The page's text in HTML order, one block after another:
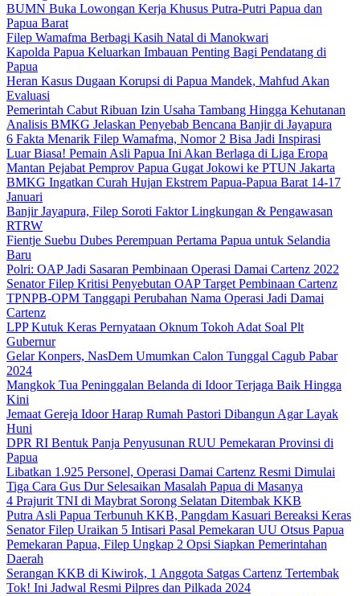
BUMN Buka Lowongan Kerja Khusus Putra-Putri Papua dan
Papua Barat
Filep Wamafma Berbagi Kasih Natal di Manokwari
Kapolda Papua Keluarkan Imbauan Penting Bagi Pendatang di
Papua
Heran Kasus Dugaan Korupsi di Papua Mandek, Mahfud Akan
Evaluasi
Pemerintah Cabut Ribuan Izin Usaha Tambang Hingga Kehutanan
Analisis BMKG Jelaskan Penyebab Bencana Banjir di Jayapura
6 Fakta Menarik Filep Wamafma, Nomor 2 Bisa Jadi Inspirasi
Luar Biasa! Pemain Asli Papua Ini Akan Berlaga di Liga Eropa
Mantan Pejabat Pemprov Papua Gugat Jokowi ke PTUN Jakarta
BMKG Ingatkan Curah Hujan Ekstrem Papua-Papua Barat 14-17
Januari
Banjir Jayapura, Filep Soroti Faktor Lingkungan & Pengawasan
RTRW
Fientje Suebu Dubes Perempuan Pertama Papua untuk Selandia
Baru
Polri: OAP Jadi Sasaran Pembinaan Operasi Damai Cartenz 2022
Senator Filep Kritisi Penyebutan OAP Target Pembinaan Cartenz
TPNPB-OPM Tanggapi Perubahan Nama Operasi Jadi Damai
Cartenz
LPP Kutuk Keras Pernyataan Oknum Tokoh Adat Soal Plt
Gubernur
Gelar Konpers, NasDem Umumkan Calon Tunggal Cagub Pabar
2024
Mangkok Tua Peninggalan Belanda di Idoor Terjaga Baik Hingga
Kini
Jemaat Gereja Idoor Harap Rumah Pastori Dibangun Agar Layak
Huni
DPR RI Bentuk Panja Penyusunan RUU Pemekaran Provinsi di
Papua
Libatkan 1.925 Personel, Operasi Damai Cartenz Resmi Dimulai
Tiga Cara Gus Dur Selesaikan Masalah Papua di Masanya
4 Prajurit TNI di Maybrat Sorong Selatan Ditembak KKB
Putra Asli Papua Terbunuh KKB, Pangdam Kasuari Bereaksi Keras
Senator Filep Uraikan 5 Intisari Pasal Pemekaran UU Otsus Papua
Pemekaran Papua, Filep Ungkap 2 Opsi Siapkan Pemerintahan
Daerah
Serangan KKB di Kiwirok, 1 Anggota Satgas Cartenz Tertembak
Tok! Ini Jadwal Resmi Pilpres dan Pilkada 2024